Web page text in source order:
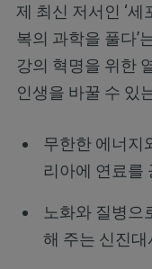
제 최신 저서인 ‘
복의 과학을 풀다’
강의 혁명을 위한
인생을 바꿀 수 있
무한한 에너지
리아에 연료를
노화와 질병으
해 주는 신진